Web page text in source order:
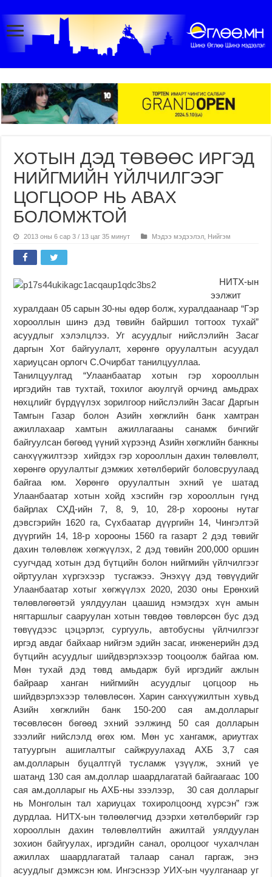
ХОТЫН ДЭД ТӨВӨӨС ИРГЭД
НИЙГМИЙН ҮЙЛЧИЛГЭЭГ
ЦОГЦООР НЬ АВАХ
БОЛОМЖТОЙ
2013 оны 6 сар 3 / 13 цаг 35 минут Мэдээ мэдээлэл Нийгэм
НИТХ-ын
ээлжит
хуралдаан 05 сарын 30-ны өдөр болж, хуралдаанаар “Гэр
хорооллын шинэ дэд төвийн байршил тогтоох тухай”
асуудлыг хэлэлцлээ. Уг асуудлыг нийслэлийн Засаг
даргын Хот байгуулалт, хөрөнгө оруулалтын асуудал
хариуцсан орлогч С.Очирбат танилцууллаа.
Танилцуулгад “Улаанбаатар хотын гэр хорооллын
иргэдийн тав тухтай, тохилог аюулгүй орчинд амьдрах
нөхцлийг бүрдүүлэх зорилгоор нийслэлийн Засаг Даргын
Тамгын Газар болон Азийн хөгжлийн банк хамтран
ажиллахаар хамтын ажиллагааны санамж бичгийг
байгуулсан бөгөөд үүний хүрээнд Азийн хөгжлийн банкны
санхүүжилтээр хийгдэх гэр хорооллын дахин төлөвлөлт,
хөрөнгө оруулалтыг дэмжих хөтөлбөрийг боловсруулаад
байгаа юм. Хөрөнгө оруулалтын эхний үе шатад
Улаанбаатар хотын хойд хэсгийн гэр хорооллын гүнд
байрлах СХД-ийн 7, 8, 9, 10, 28-р хорооны нутаг
дэвсгэрийн 1620 га, Сүхбаатар дүүргийн 14, Чингэлтэй
дүүргийн 14, 18-р хорооны 1560 га газарт 2 дэд төвийг
дахин төлөвлөж хөгжүүлэх, 2 дэд төвийн 200,000 оршин
суугчдад хотын дэд бүтцийн болон нийгмийн үйлчилгээг
ойртуулан хүргэхээр тусгажээ. Энэхүү дэд төвүүдийг
Улаанбаатар хотыг хөгжүүлэх 2020, 2030 оны Ерөнхий
төлөвлөгөөтэй уялдуулан цаашид нэмэгдэх хүн амын
нягтаршлыг сааруулан хотын төвдөө төвлөрсөн бус дэд
төвүүдээс цэцэрлэг, сургууль, автобусны үйлчилгээг
иргэд авдаг байхаар нийгэм эдийн засаг, инженерийн дэд
бүтцийн асуудлыг шийдвэрлэхээр тооцоолж байгаа юм.
Мөн тухай дэд төвд амьдарж буй иргэдийг ажлын
байраар ханган нийгмийн асуудлыг цогцоор нь
шийдвэрлэхээр төлөвлөсөн. Харин санхүүжилтын хувьд
Азийн хөгжлийн банк 150-200 сая ам.долларыг
төсөвлөсөн бөгөөд эхний ээлжинд 50 сая долларын
зээлийг нийслэлд өгөх юм. Мөн ус хангамж, ариутгах
татуургын ашиглалтыг сайжруулахад АХБ 3,7 сая
ам.долларын буцалтгүй тусламж үзүүлж, эхний үе
шатанд 130 сая ам.доллар шаардлагатай байгаагаас 100
сая ам.долларыг нь АХБ-ны зээлээр, 30 сая долларыг
нь Монголын тал хариуцах тохиролцоонд хүрсэн” гэж
дурдлаа. НИТХ-ын төлөөлөгчид дээрхи хөтөлбөрийг гэр
хорооллын дахин төлөвлөлтийн ажилтай уялдуулан
зохион байгуулах, иргэдийн санал, оролцоог чухалчлан
ажиллах шаардлагатай талаар санал гаргаж, энэ
асуудлыг дэмжсэн юм. Ингэснээр УИХ-ын чуулганаар уг